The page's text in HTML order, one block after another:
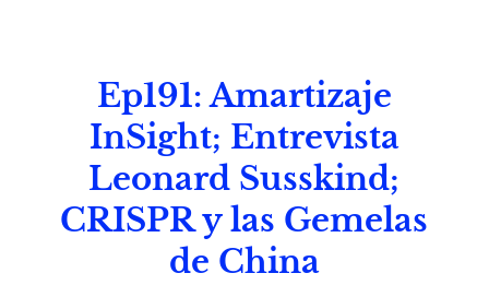
Ep191: Amartizaje
InSight; Entrevista
Leonard Susskind;
CRISPR y las Gemelas
de China